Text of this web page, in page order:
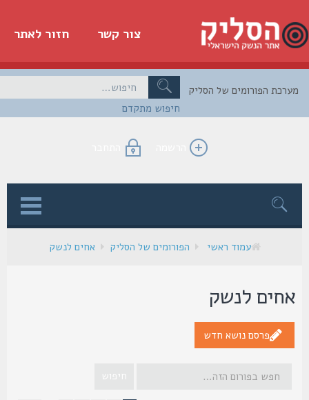
חזור לאתר צור קשר
חיפוש מתקדם
הפורומים של הסליק
הרשמה התחבר
עמוד ראשי הפורומים של הסליק אחים לנשק
לנשק
פרסם נושא חדש